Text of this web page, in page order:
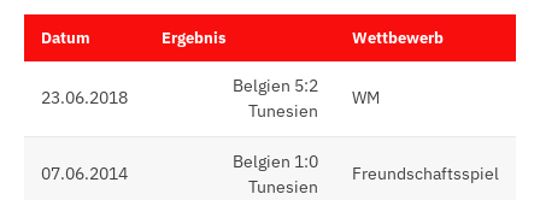
Datum Ergebnis Wettbewerb
23.06.2018
Belgien 5:2
Tunesien
WM
07.06.2014
Belgien 1:0
Tunesien
Freundschaftsspiel